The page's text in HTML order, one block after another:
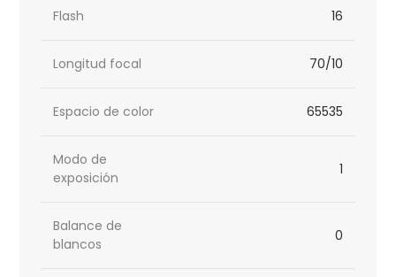
Flash 16
Longitud focal 70/10
Espacio de color 65535
Modo de
exposición
1
Balance de
blancos
0